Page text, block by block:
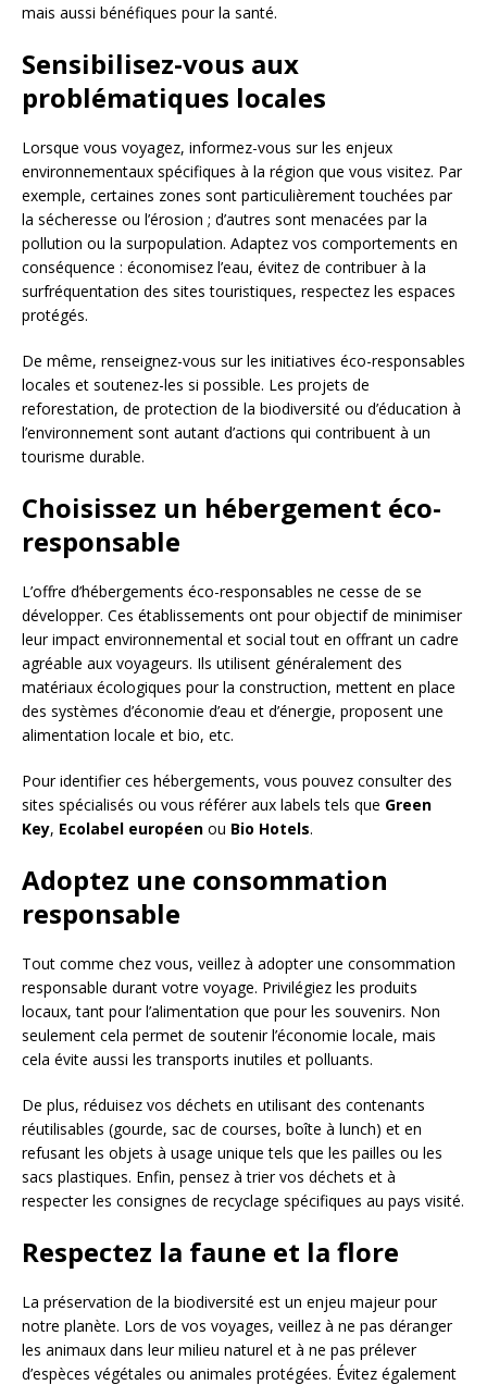
mais aussi bénéfiques pour la santé.
Sensibilisez-vous aux
problématiques locales
Lorsque vous voyagez, informez-vous sur les enjeux
environnementaux spécifiques à la région que vous visitez. Par
exemple, certaines zones sont particulièrement touchées par
la sécheresse ou l’érosion ; d’autres sont menacées par la
pollution ou la surpopulation. Adaptez vos comportements en
conséquence : économisez l’eau, évitez de contribuer à la
surfréquentation des sites touristiques, respectez les espaces
protégés.
De même, renseignez-vous sur les initiatives éco-responsables
locales et soutenez-les si possible. Les projets de
reforestation, de protection de la biodiversité ou d’éducation à
l’environnement sont autant d’actions qui contribuent à un
tourisme durable.
Choisissez un hébergement éco-
responsable
L’offre d’hébergements éco-responsables ne cesse de se
développer. Ces établissements ont pour objectif de minimiser
leur impact environnemental et social tout en offrant un cadre
agréable aux voyageurs. Ils utilisent généralement des
matériaux écologiques pour la construction, mettent en place
des systèmes d’économie d’eau et d’énergie, proposent une
alimentation locale et bio, etc.
Pour identifier ces hébergements, vous pouvez consulter des
sites spécialisés ou vous référer aux labels tels que Green
Key, Ecolabel européen ou Bio Hotels.
Adoptez une consommation
responsable
Tout comme chez vous, veillez à adopter une consommation
responsable durant votre voyage. Privilégiez les produits
locaux, tant pour l’alimentation que pour les souvenirs. Non
seulement cela permet de soutenir l’économie locale, mais
cela évite aussi les transports inutiles et polluants.
De plus, réduisez vos déchets en utilisant des contenants
réutilisables (gourde, sac de courses, boîte à lunch) et en
refusant les objets à usage unique tels que les pailles ou les
sacs plastiques. Enfin, pensez à trier vos déchets et à
respecter les consignes de recyclage spécifiques au pays visité.
Respectez la faune et la flore
La préservation de la biodiversité est un enjeu majeur pour
notre planète. Lors de vos voyages, veillez à ne pas déranger
les animaux dans leur milieu naturel et à ne pas prélever
d’espèces végétales ou animales protégées. Évitez également